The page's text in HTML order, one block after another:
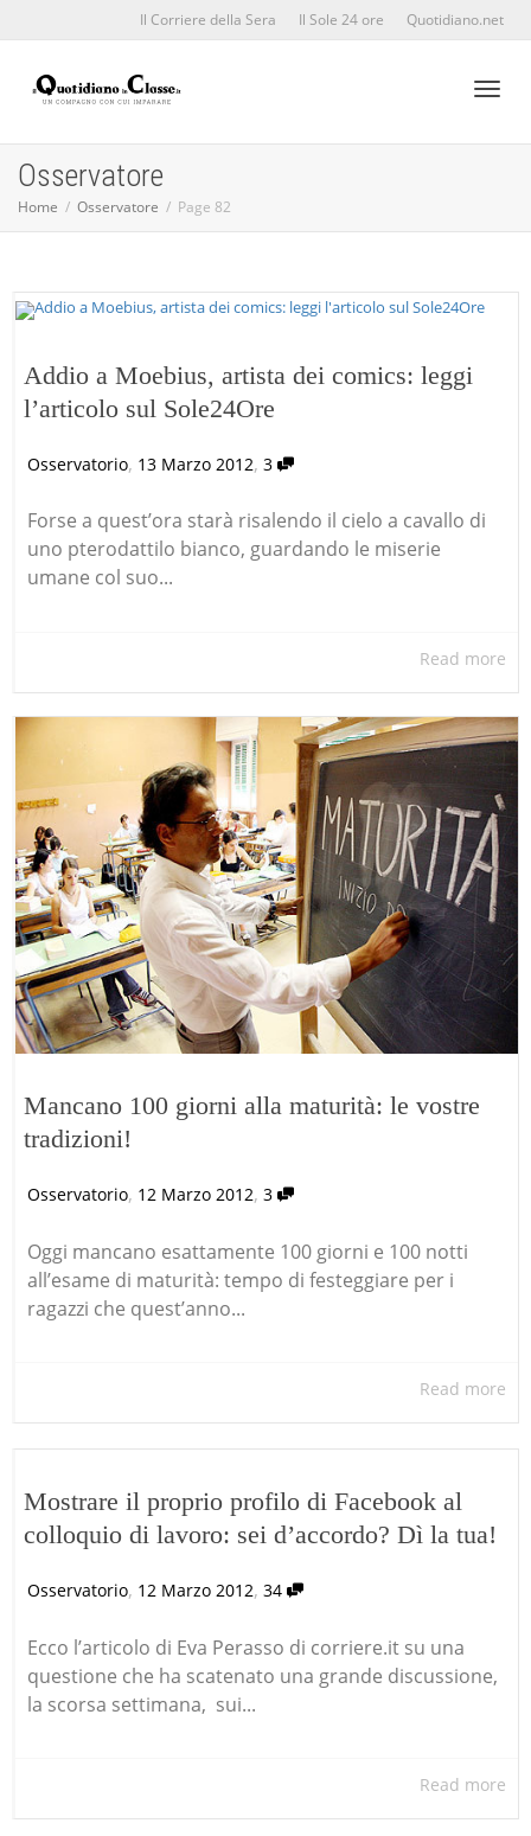
Il Corriere della Sera Il Sole 24 ore Quotidiano.net
Osservatore
Home Osservatore Page 82
Addio a Moebius, artista dei comics: leggi
l’articolo sul Sole24Ore
Osservatorio, 13 Marzo 2012, 3
Forse a quest’ora starà risalendo il cielo a cavallo di
uno pterodattilo bianco, guardando le miserie
umane col suo...
Read more
Mancano 100 giorni alla maturità: le vostre
tradizioni!
Osservatorio, 12 Marzo 2012, 3
Oggi mancano esattamente 100 giorni e 100 notti
all’esame di maturità: tempo di festeggiare per i
ragazzi che quest’anno...
Read more
Mostrare il proprio profilo di Facebook al
colloquio di lavoro: sei d’accordo? Dì la tua!
Osservatorio, 12 Marzo 2012, 34
Ecco l’articolo di Eva Perasso di corriere.it su una
questione che ha scatenato una grande discussione,
la scorsa settimana, sui...
Read more